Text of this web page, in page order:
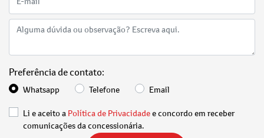
Preferência de contato:
Whatsapp Telefone Email
Li e aceito a Política de Privacidadee concordo em receber
comunicações da concessionária.